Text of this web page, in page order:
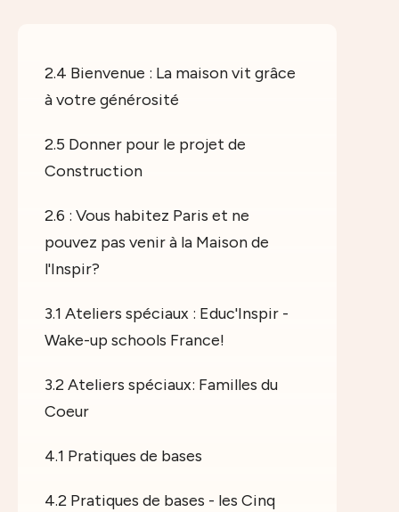
2.4 Bienvenue : La maison vit grâce
à votre générosité
2.5 Donner pour le projet de
Construction
2.6 : Vous habitez Paris et ne
pouvez pas venir à la Maison de
l'Inspir?
3.1 Ateliers spéciaux : Educ'Inspir -
Wake-up schools France!
3.2 Ateliers spéciaux: Familles du
Coeur
4.1 Pratiques de bases
4.2 Pratiques de bases - les Cinq